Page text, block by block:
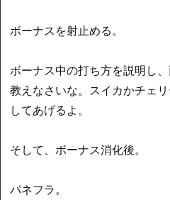
ボーナスを射止める。
ボーナス中の打ち方を説明し
教えなさいな。スイカかチェ
してあげるよ。
そして、ボーナス消化後。
パネフラ。